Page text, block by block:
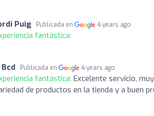
Puig Publicada en 4 years ago
fantástica:
Bcd Publicada en 4 years ago
fantástica: Excelente servicio,
de productos en la tienda y a buen